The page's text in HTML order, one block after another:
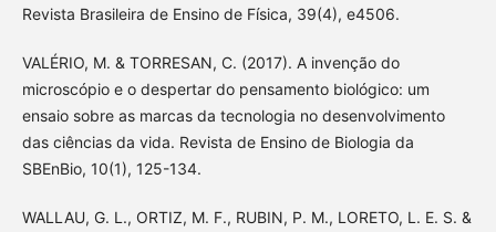
Revista Brasileira de Ensino de Física, 39(4), e4506.
VALÉRIO, M. & TORRESAN, C. (2017). A invenção do
microscópio e o despertar do pensamento biológico: um
ensaio sobre as marcas da tecnologia no desenvolvimento
das ciências da vida. Revista de Ensino de Biologia da
SBEnBio, 10(1), 125-134.
WALLAU, G. L., ORTIZ, M. F., RUBIN, P. M., LORETO, L. E. S. &